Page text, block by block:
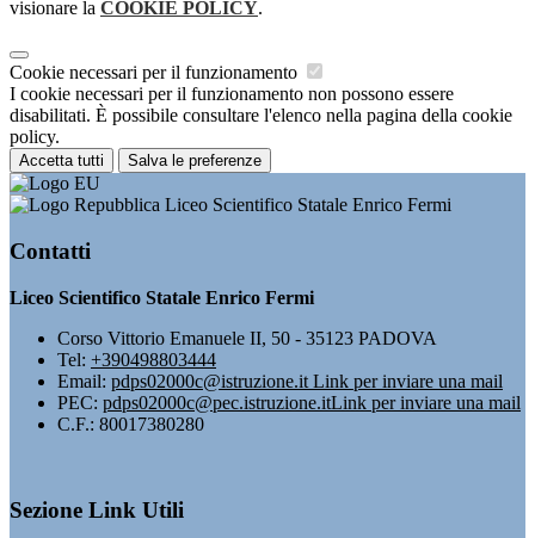
visionare la COOKIE POLICY.
Cookie necessari per il funzionamento
I cookie necessari per il funzionamento non possono essere
disabilitati. È possibile consultare l'elenco nella pagina della cookie
policy.
Accetta tutti Salva le preferenze
Liceo Scientifico Statale Enrico Fermi
Contatti
Liceo Scientifico Statale Enrico Fermi
Corso Vittorio Emanuele II, 50 - 35123 PADOVA
Tel: +390498803444
Email: pdps02000c@istruzione.it Link per inviare una mail
PEC: pdps02000c@pec.istruzione.itLink per inviare una mail
C.F.: 80017380280
Sezione Link Utili